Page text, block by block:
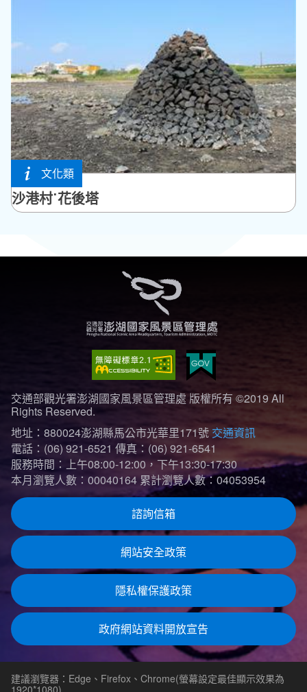
文化類
湖西鄉
沙港村˙花後塔
交通部觀光署澎湖國家風景區管理處 版權所有 ©2019 All
Rights Reserved.
地址：880024澎湖縣馬公市光華里171號 交通資訊
電話：(06) 921-6521 傳真：(06) 921-6541
服務時間：上午08:00-12:00，下午13:30-17:30
本月瀏覽人數：00040164 累計瀏覽人數：04053954
諮詢信箱
網站安全政策
隱私權保護政策
政府網站資料開放宣告
建議瀏覽器：Edge、Firefox、Chrome(螢幕設定最佳顯示效果為
1920*1080)